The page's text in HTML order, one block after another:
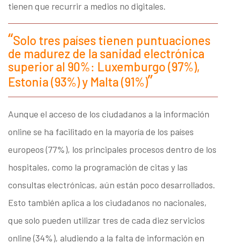
tienen que recurrir a medios no digitales.
Solo tres países tienen puntuaciones
de madurez de la sanidad electrónica
superior al 90%: Luxemburgo (97%),
Estonia (93%) y Malta (91%)
Aunque el acceso de los ciudadanos a la información
online se ha facilitado en la mayoría de los países
europeos (77%), los principales procesos dentro de los
hospitales, como la programación de citas y las
consultas electrónicas, aún están poco desarrollados.
Esto también aplica a los ciudadanos no nacionales,
que solo pueden utilizar tres de cada diez servicios
online (34%), aludiendo a la falta de información en